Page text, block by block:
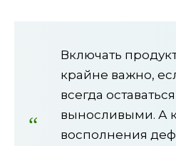
Включать
крайне важно,
всегда
выносливыми. А
восполнения